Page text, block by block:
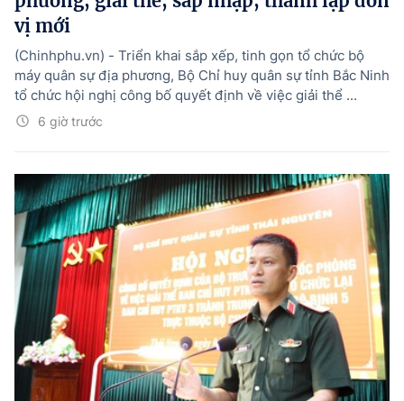
vị mới
6 giờ trước
(Chinhphu.vn) - Triển khai sắp xếp, tinh gọn tổ chức bộ
máy quân sự địa phương, Bộ Chỉ huy quân sự tỉnh Bắc Ninh
tổ chức hội nghị công bố quyết định về việc giải thể ...